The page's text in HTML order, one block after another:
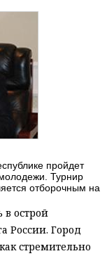
пройдет
Турнир
отборочным на
в острой
России. Город
стремительно